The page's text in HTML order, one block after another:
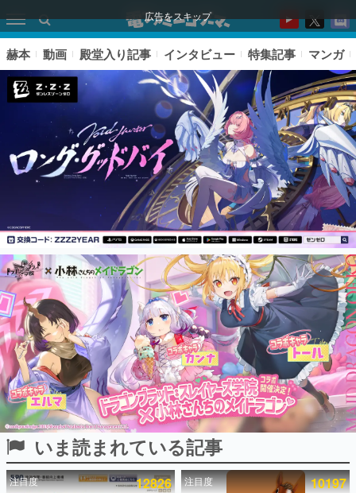
広告をスキップ
ピックアップ
電ファミのいま読まれている記事ランキング
アプリセール情報
インタビュー
連載・特集一覧
殿堂入り記事
SNS拡散数が数千以上！ ページビュー数万以上！ などな
ど。多くの人々に読まれた、電ファミ渾身の“殿堂入り”記
事をまとめました。
赫本 動画 殿堂入り記事 インタビュー 特集記事 マンガ
いま読まれている記事
注目度 12826 注目度 10197